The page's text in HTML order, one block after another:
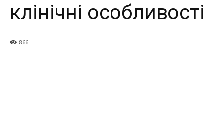
клінічні особливості
866